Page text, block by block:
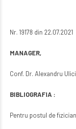
Nr. 19178 din 22.07.2021
MANAGER,
Conf. Dr. Alexandru Ulici
BIBLIOGRAFIA :
Pentru postul de